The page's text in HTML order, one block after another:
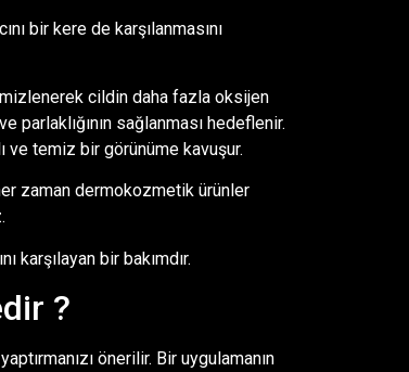
bir kere de karşılanmasını
cildin daha fazla oksijen
parlaklığının sağlanması hedeflenir.
ve temiz bir görünüme kavuşur.
zaman dermokozmetik ürünler
karşılayan bir bakımdır.
?
önerilir. Bir uygulamanın